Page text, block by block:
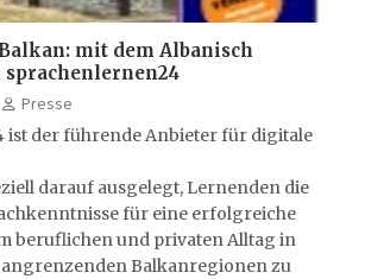
mit dem Albanisch
Presse
ist der führende Anbieter für digitale
darauf ausgelegt, Lernenden die
für eine erfolgreiche
beruflichen und privaten Alltag in
Balkanregionen zu